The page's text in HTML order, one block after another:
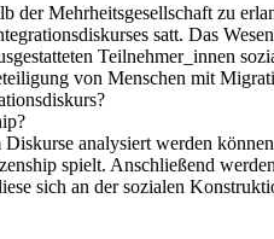
der Mehrheitsgesellschaft zu
satt. Das
Teilnehmer_innen
von Menschen mit
analysiert werden
spielt. Anschließend
sich an der sozialen